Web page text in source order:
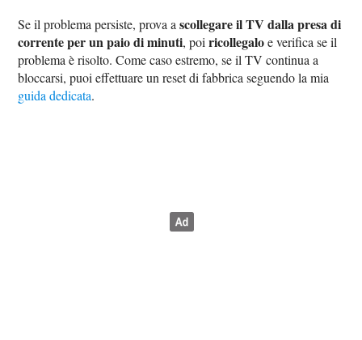
Se il problema persiste, prova ascollegare il TV dalla presa di
corrente per un paio di minuti, poiricollegaloe verifica se il
problema è risolto. Come caso estremo, se il TV continua a
bloccarsi, puoi effettuare un reset di fabbrica seguendo la mia
guida dedicata.